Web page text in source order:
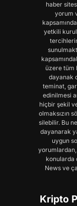
haber
yorum
yetkili
üzere tüm
dayanak
teminat,
edinilmesi
hiçbir şekil
olmaksızın
silebilir. Bu
dayanarak
uygun
konularda
News ve
Kripto